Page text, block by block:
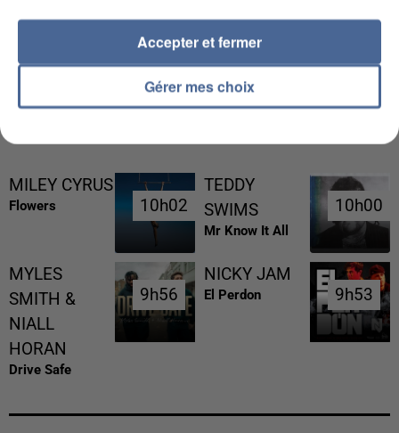
UN SECOND CADRE DE LA DZ MAFIA
INTERPELLÉ EN ALGÉRIE
MILEY CYRUS
Flowers 10h02
10h02
TEDDY
SWIMS
Mr Know It All
10h00
10h00
MYLES
SMITH &
NIALL
HORAN
Drive Safe
9h56
9h56
NICKY JAM
El Perdon 9h53
9h53
Gérer mes choix
Accepter et fermer